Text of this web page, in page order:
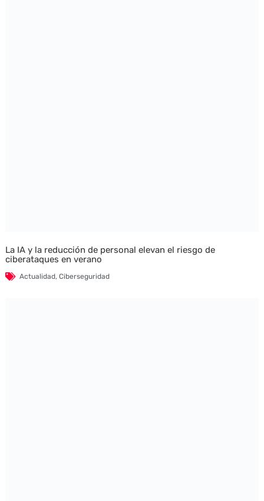
La IA y la reducción de personal elevan el riesgo de
ciberataques en verano
Actualidad, Ciberseguridad